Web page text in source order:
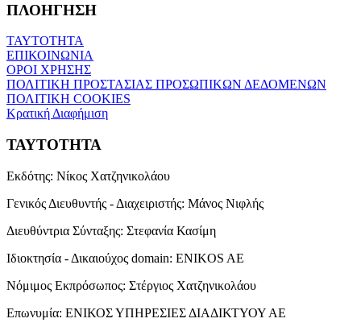
ΠΛΟΗΓΗΣΗ
ΤΑΥΤΟΤΗΤΑ
ΕΠΙΚΟΙΝΩΝΙΑ
ΟΡΟΙ ΧΡΗΣΗΣ
ΠΟΛΙΤΙΚΗ ΠΡΟΣΤΑΣΙΑΣ ΠΡΟΣΩΠΙΚΩΝ ΔΕΔΟΜΕΝΩΝ
ΠΟΛΙΤΙΚΗ COOKIES
Κρατική Διαφήμιση
ΤΑΥΤΟΤΗΤΑ
Εκδότης: Νίκος Χατζηνικολάου
Γενικός Διευθυντής - Διαχειριστής: Μάνος Νιφλής
Διευθύντρια Σύνταξης: Στεφανία Κασίμη
Ιδιοκτησία - Δικαιούχος domain: ENIKOS AE
Νόμιμος Εκπρόσωπος: Στέργιος Χατζηνικολάου
Επωνυμία: ΕΝΙΚΟΣ ΥΠΗΡΕΣΙΕΣ ΔΙΑΔΙΚΤΥΟΥ ΑΕ